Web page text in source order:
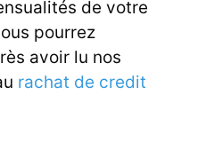
de votre
pourrez
avoir lu nos
rachat de credit